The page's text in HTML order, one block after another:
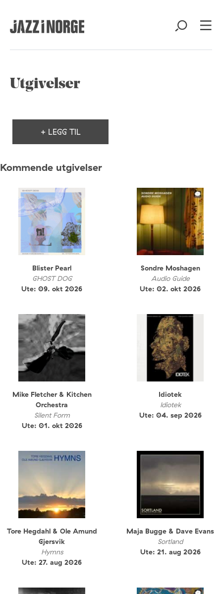
Utgivelser
+ LEGG TIL
Kommende utgivelser
Blister Pearl
GHOST DOG
Ute: 09. okt 2026
Sondre Moshagen
Audio Guide
Ute: 02. okt 2026
Mike Fletcher & Kitchen
Orchestra
Silent Form
Ute: 01. okt 2026
Idiotek
Idiotek
Ute: 04. sep 2026
Tore Hegdahl & Ole Amund
Gjersvik
Hymns
Ute: 27. aug 2026
Maja Bugge & Dave Evans
Sortland
Ute: 21. aug 2026